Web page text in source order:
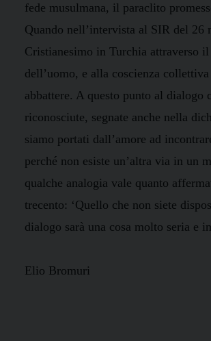
fede musulmana, il paraclito
Quando nell’intervista al SIR del
Cristianesimo in Turchia attraverso
dell’uomo, e alla coscienza
abbattere. A questo punto al
riconosciute, segnate anche nella
siamo portati dall’amore ad
perché non esiste un’altra via in un
qualche analogia vale quanto
trecento: ‘Quello che non siete
dialogo sarà una cosa molto seria e
Elio Bromuri